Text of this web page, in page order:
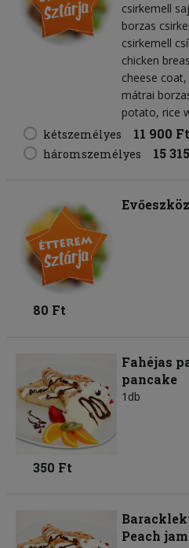
csirkemell
borzas
csirkemell
chicken
cheese
mátrai
potato, rice
kétszemélyes
11 900 Ft
háromszemélyes 15
80 Ft
Fahéjas
pancake
1db
350 Ft
Peach